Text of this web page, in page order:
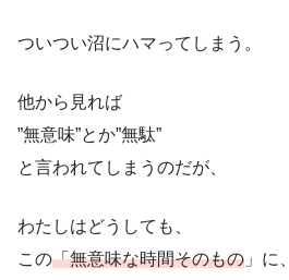
ついつい沼にハマってしまう。
他から見れば
”無意味”とか”無駄”
と言われてしまうのだが、
わたしはどうしても、
この「無意味な時間そのもの 」に、